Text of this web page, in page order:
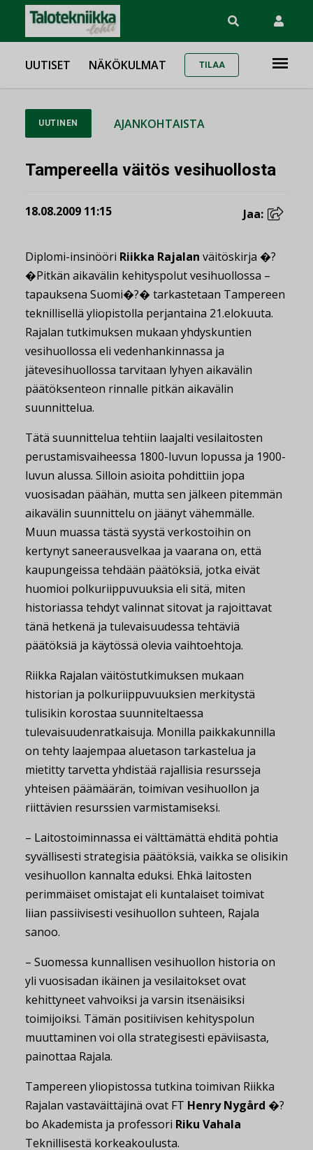
UUTISET NÄKÖKULMAT TILAA
UUTINEN AJANKOHTAISTA
Tampereella väitös vesihuollosta
18.08.2009 11:15 Jaa:
Diplomi-insinööri Riikka Rajalan väitöskirja �?
�Pitkän aikavälin kehityspolut vesihuollossa –
tapauksena Suomi�?� tarkastetaan Tampereen
teknillisellä yliopistolla perjantaina 21.elokuuta.
Rajalan tutkimuksen mukaan yhdyskuntien
vesihuollossa eli vedenhankinnassa ja
jätevesihuollossa tarvitaan lyhyen aikavälin
päätöksenteon rinnalle pitkän aikavälin
suunnittelua.
Tätä suunnittelua tehtiin laajalti vesilaitosten
perustamisvaiheessa 1800-luvun lopussa ja 1900-
luvun alussa. Silloin asioita pohdittiin jopa
vuosisadan päähän, mutta sen jälkeen pitemmän
aikavälin suunnittelu on jäänyt vähemmälle.
Muun muassa tästä syystä verkostoihin on
kertynyt saneerausvelkaa ja vaarana on, että
kaupungeissa tehdään päätöksiä, jotka eivät
huomioi polkuriippuvuuksia eli sitä, miten
historiassa tehdyt valinnat sitovat ja rajoittavat
tänä hetkenä ja tulevaisuudessa tehtäviä
päätöksiä ja käytössä olevia vaihtoehtoja.
Riikka Rajalan väitöstutkimuksen mukaan
historian ja polkuriippuvuuksien merkitystä
tulisikin korostaa suunniteltaessa
tulevaisuudenratkaisuja. Monilla paikkakunnilla
on tehty laajempaa aluetason tarkastelua ja
mietitty tarvetta yhdistää rajallisia resursseja
yhteisen päämäärän, toimivan vesihuollon ja
riittävien resurssien varmistamiseksi.
– Laitostoiminnassa ei välttämättä ehditä pohtia
syvällisesti strategisia päätöksiä, vaikka se olisikin
vesihuollon kannalta eduksi. Ehkä laitosten
perimmäiset omistajat eli kuntalaiset toimivat
liian passiivisesti vesihuollon suhteen, Rajala
sanoo.
– Suomessa kunnallisen vesihuollon historia on
yli vuosisadan ikäinen ja vesilaitokset ovat
kehittyneet vahvoiksi ja varsin itsenäisiksi
toimijoiksi. Tämän positiivisen kehityspolun
muuttaminen voi olla strategisesti epäviisasta,
painottaa Rajala.
Tampereen yliopistossa tutkina toimivan Riikka
Rajalan vastaväittäjinä ovat FT Henry Nygård �?
bo Akademista ja professori Riku Vahala
Teknillisestä korkeakoulusta.